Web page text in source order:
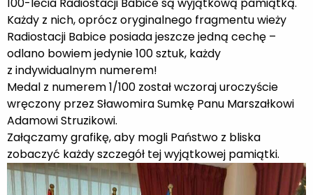
Każdy z nich, oprócz oryginalnego fragmentu wieży
Radiostacji Babice posiada jeszcze jedną cechę –
odlano bowiem jedynie 100 sztuk, każdy
z indywidualnym numerem!
Medal z numerem 1/100 został wczoraj uroczyście
wręczony przez Sławomira Sumkę Panu Marszałkowi
Adamowi Struzikowi.
Załączamy grafikę, aby mogli Państwo z bliska
zobaczyć każdy szczegół tej wyjątkowej pamiątki.